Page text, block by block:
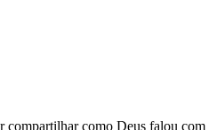
compartilhar como Deus falou com